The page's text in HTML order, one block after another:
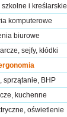
szkolne i kreślarskie
komputerowe
biurowe
sejfy, kłódki
sprzątanie, BHP
kuchenne
oświetlenie